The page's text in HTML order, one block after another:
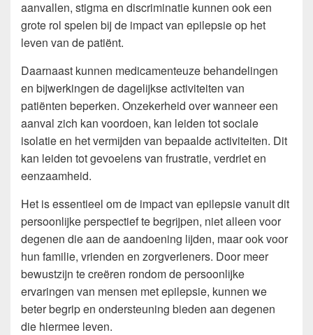
aanvallen, stigma en discriminatie kunnen ook een
grote rol spelen bij de impact van epilepsie op het
leven van de patiënt.
Daarnaast kunnen medicamenteuze behandelingen
en bijwerkingen de dagelijkse activiteiten van
patiënten beperken. Onzekerheid over wanneer een
aanval zich kan voordoen, kan leiden tot sociale
isolatie en het vermijden van bepaalde activiteiten. Dit
kan leiden tot gevoelens van frustratie, verdriet en
eenzaamheid.
Het is essentieel om de impact van epilepsie vanuit dit
persoonlijke perspectief te begrijpen, niet alleen voor
degenen die aan de aandoening lijden, maar ook voor
hun familie, vrienden en zorgverleners. Door meer
bewustzijn te creëren rondom de persoonlijke
ervaringen van mensen met epilepsie, kunnen we
beter begrip en ondersteuning bieden aan degenen
die hiermee leven.